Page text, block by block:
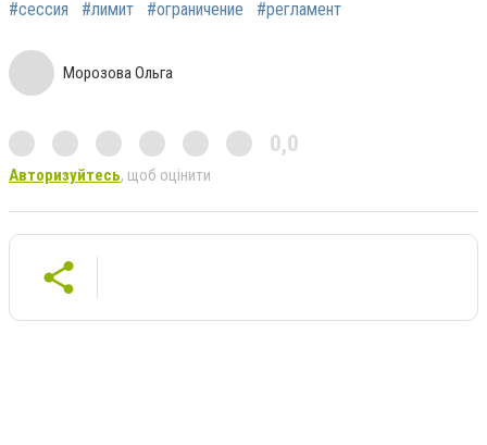
#сессия #лимит #ограничение #регламент
Морозова Ольга
0,0
Авторизуйтесь, щоб оцінити